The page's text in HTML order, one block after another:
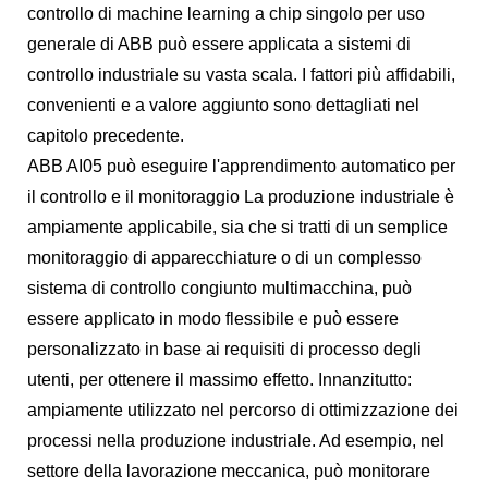
controllo di machine learning a chip singolo per uso
generale di ABB può essere applicata a sistemi di
controllo industriale su vasta scala. I fattori più affidabili,
convenienti e a valore aggiunto sono dettagliati nel
capitolo precedente.
ABB AI05 può eseguire l'apprendimento automatico per
il controllo e il monitoraggio La produzione industriale è
ampiamente applicabile, sia che si tratti di un semplice
monitoraggio di apparecchiature o di un complesso
sistema di controllo congiunto multimacchina, può
essere applicato in modo flessibile e può essere
personalizzato in base ai requisiti di processo degli
utenti, per ottenere il massimo effetto. Innanzitutto:
ampiamente utilizzato nel percorso di ottimizzazione dei
processi nella produzione industriale. Ad esempio, nel
settore della lavorazione meccanica, può monitorare